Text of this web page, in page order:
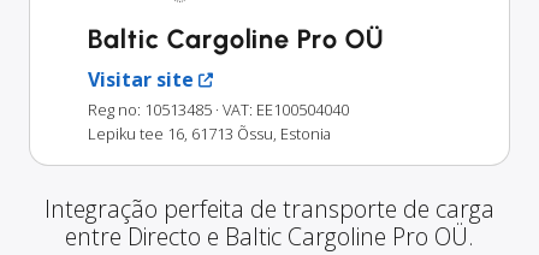
Baltic Cargoline Pro OÜ
Visitar site
Reg no: 10513485 · VAT: EE100504040
Lepiku tee 16, 61713 Õssu, Estonia
Integração perfeita de transporte de carga
entre Directo e Baltic Cargoline Pro OÜ.